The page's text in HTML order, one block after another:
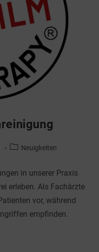
Neuigkeiten
in unserer Praxis
erleben. Als Fachärzte
vor, während
empfinden.